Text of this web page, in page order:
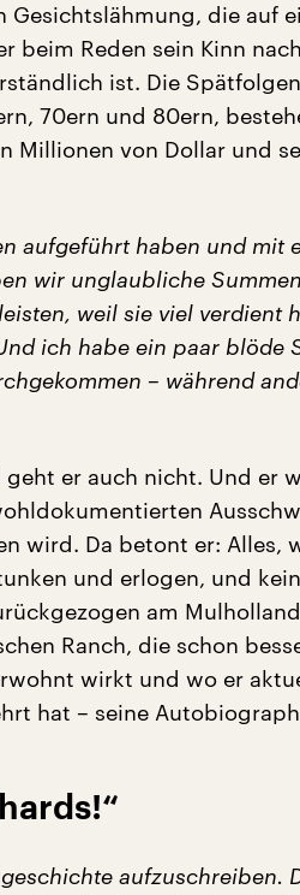
die auf
beim Reden sein Kinn
ist. Die
70ern und 80ern,
Millionen von Dollar und
aufgeführt haben und mit
wir unglaubliche
weil sie viel verdient
ich habe ein paar blöde
– während
er auch nicht. Und er
wird. Da betont er: Alles,
und erlogen, und
am
Ranch, die schon
wirkt und wo er
hat – seine
aufzuschreiben.